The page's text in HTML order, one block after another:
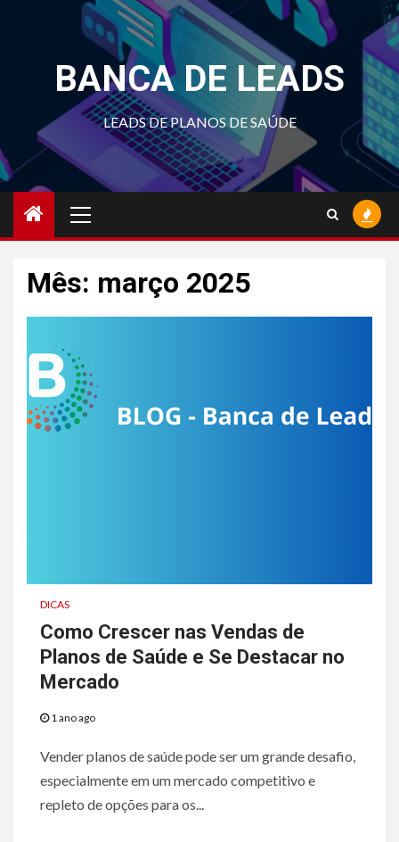
BANCA DE LEADS
LEADS DE PLANOS DE SAÚDE
Menu
Mês: março 2025
DICAS
Como Crescer nas Vendas de
Planos de Saúde e Se Destacar no
Mercado
1 ano ago
Vender planos de saúde pode ser um grande desafio,
especialmente em um mercado competitivo e
repleto de opções para os...